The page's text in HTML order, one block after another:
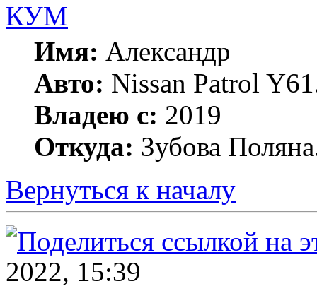
КУМ
Имя: Александр
Авто: Nissan Patrol
Владею с: 2019
Откуда: Зубова
Вернуться к началу
2022, 15:39